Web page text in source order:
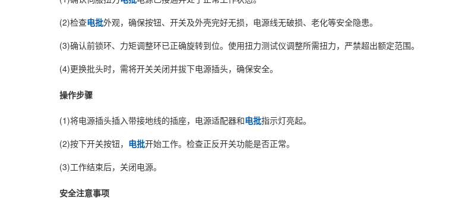
(2)检查电批外观，确保按钮、开关及外壳完好无损，电源线无破损、老化等安全隐患。
(3)确认前锁环、力矩调整环已正确旋转到位。使用扭力测试仪调整所需扭力，严禁超出额定范围。
(4)更换批头时，需将开关关闭并拔下电源插头，确保安全。
操作步骤
(1)将电源插头插入带接地线的插座，电源适配器和电批指示灯亮起。
(2)按下开关按钮， 电批开始工作。检查正反开关功能是否正常。
(3)工作结束后，关闭电源。
安全注意事项